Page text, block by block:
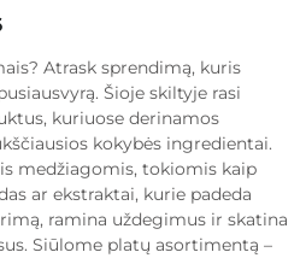
Atrask sprendimą, kuris
Šioje skiltyje rasi
kuriuose derinamos
kokybės ingredientai.
medžiagomis, tokiomis kaip
ar ekstraktai, kurie padeda
ramina uždegimus ir skatina
Siūlome platų asortimentą –